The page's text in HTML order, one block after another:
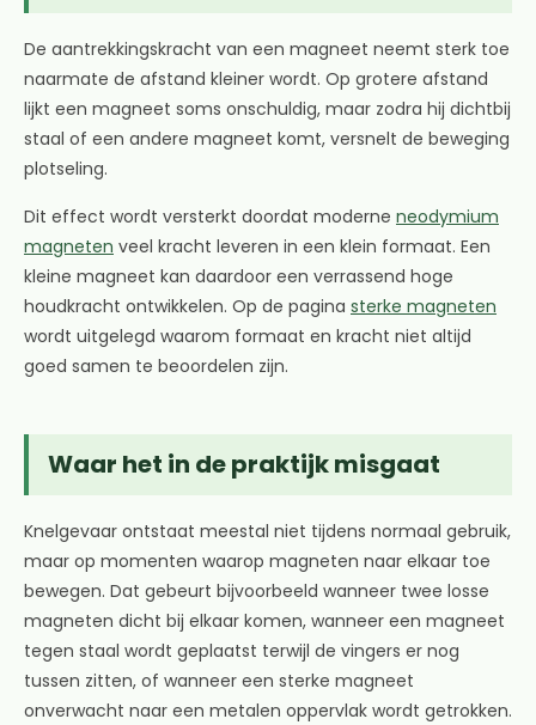
De aantrekkingskracht van een magneet neemt sterk toe
naarmate de afstand kleiner wordt. Op grotere afstand
lijkt een magneet soms onschuldig, maar zodra hij dichtbij
staal of een andere magneet komt, versnelt de beweging
plotseling.
Dit effect wordt versterkt doordat moderne neodymium
magneten veel kracht leveren in een klein formaat. Een
kleine magneet kan daardoor een verrassend hoge
houdkracht ontwikkelen. Op de pagina sterke magneten
wordt uitgelegd waarom formaat en kracht niet altijd
goed samen te beoordelen zijn.
Waar het in de praktijk misgaat
Knelgevaar ontstaat meestal niet tijdens normaal gebruik,
maar op momenten waarop magneten naar elkaar toe
bewegen. Dat gebeurt bijvoorbeeld wanneer twee losse
magneten dicht bij elkaar komen, wanneer een magneet
tegen staal wordt geplaatst terwijl de vingers er nog
tussen zitten, of wanneer een sterke magneet
onverwacht naar een metalen oppervlak wordt getrokken.